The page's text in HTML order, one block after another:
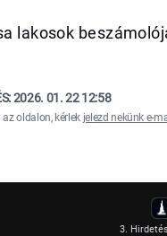
lakosok
2026. 01. 22 12:58
oldalon, kérlek jelezd nekünk e-
3.